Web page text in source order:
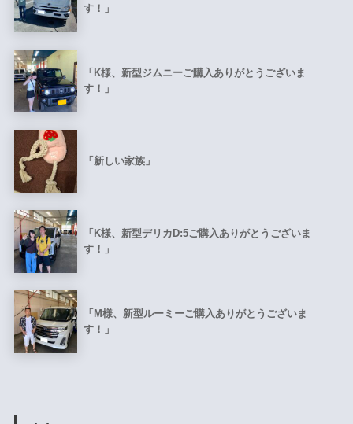
す！」
「K様、新型ジムニーご購入ありがとうございま
す！」
「新しい家族」
「K様、新型デリカD:5ご購入ありがとうございま
す！」
「M様、新型ルーミーご購入ありがとうございま
す！」